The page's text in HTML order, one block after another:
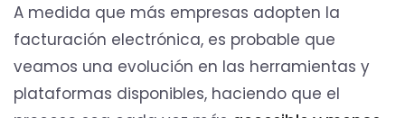
A medida que más empresas adopten la
facturación electrónica, es probable que
veamos una evolución en las herramientas y
plataformas disponibles, haciendo que el